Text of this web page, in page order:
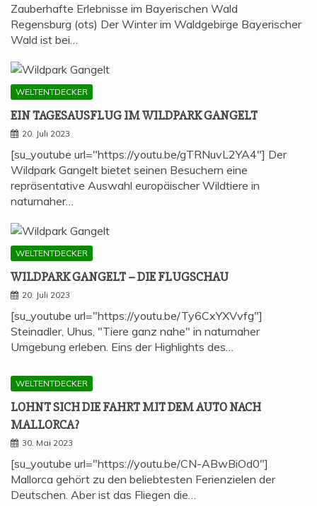
Zauberhafte Erlebnisse im Bayerischen Wald
Regensburg (ots) Der Winter im Waldgebirge Bayerischer
Wald ist bei…
WELTENTDECKER
EIN TAGES­AUS­FLUG IM WILD­PARK GANGELT
20. Juli 2023
[su_youtube url="https://youtu.be/gTRNuvL2YA4"] Der
Wildpark Gangelt bietet seinen Besuchern eine
repräsentative Auswahl europäischer Wildtiere in
naturnaher…
WELTENTDECKER
WILD­PARK GAN­GELT – DIE FLUGSCHAU
20. Juli 2023
[su_youtube url="https://youtu.be/Ty6CxYXVvfg"]
Steinadler, Uhus, "Tiere ganz nahe" in naturnaher
Umgebung erleben. Eins der Highlights des…
WELTENTDECKER
LOHNT SICH DIE FAHRT MIT DEM AUTO NACH
MALLORCA?
30. Mai 2023
[su_youtube url="https://youtu.be/CN-ABwBiOd0"]
Mallorca gehört zu den beliebtesten Ferienzielen der
Deutschen. Aber ist das Fliegen die…